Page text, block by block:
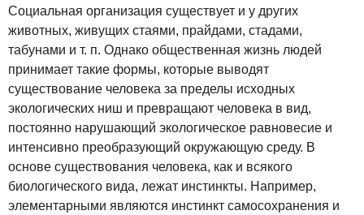
Социальная организация существует и у других
животных, живущих стаями, прайдами, стадами,
табунами и т. п. Однако общественная жизнь людей
принимает такие формы, которые выводят
существование человека за пределы исходных
экологических ниш и превращают человека в вид,
постоянно нарушающий экологическое равновесие и
интенсивно преобразующий окружающую среду. В
основе существования человека, как и всякого
биологического вида, лежат инстинкты. Например,
элементарными являются инстинкт самосохранения и